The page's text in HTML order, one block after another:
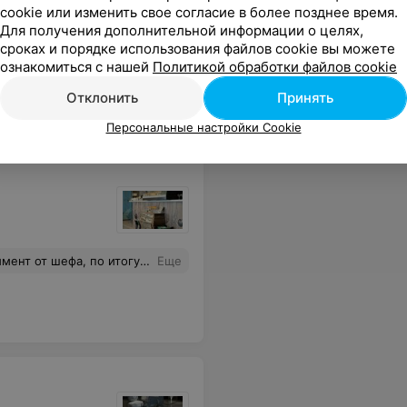
гостей.. ту мач, я считаю Еще
заведений с отличным обслуживанием и приличной кухней. Такое отношение как тут, я давно не встречала. Кондиционера в заведении нет! Еще
cookie или изменить свое согласие в более позднее время.
Для получения дополнительной информации о целях,
сроках и порядке использования файлов cookie вы можете
ознакомиться с нашей Политикой обработки файлов cookie
Отклонить
Принять
Персональные настройки Cookie